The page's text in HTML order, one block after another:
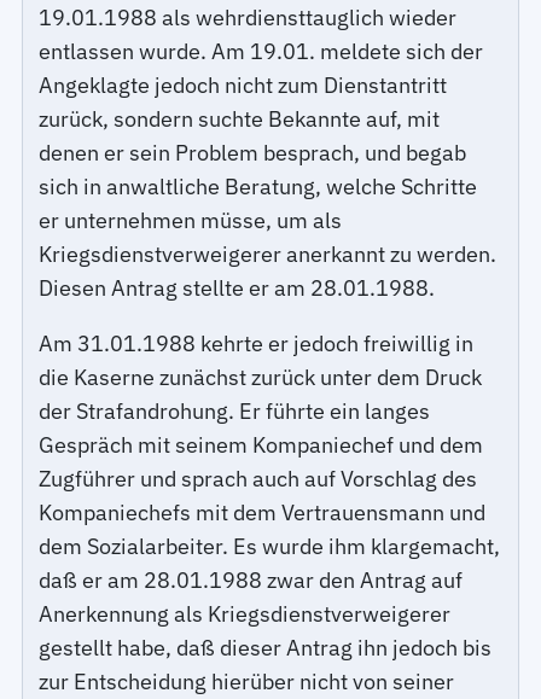
19.01.1988 als wehrdiensttauglich wieder
entlassen wurde. Am 19.01. meldete sich der
Angeklagte jedoch nicht zum Dienstantritt
zurück, sondern suchte Bekannte auf, mit
denen er sein Problem besprach, und begab
sich in anwaltliche Beratung, welche Schritte
er unternehmen müsse, um als
Kriegsdienstverweigerer anerkannt zu werden.
Diesen Antrag stellte er am 28.01.1988.
Am 31.01.1988 kehrte er jedoch freiwillig in
die Kaserne zunächst zurück unter dem Druck
der Strafandrohung. Er führte ein langes
Gespräch mit seinem Kompaniechef und dem
Zugführer und sprach auch auf Vorschlag des
Kompaniechefs mit dem Vertrauensmann und
dem Sozialarbeiter. Es wurde ihm klargemacht,
daß er am 28.01.1988 zwar den Antrag auf
Anerkennung als Kriegsdienstverweigerer
gestellt habe, daß dieser Antrag ihn jedoch bis
zur Entscheidung hierüber nicht von seiner